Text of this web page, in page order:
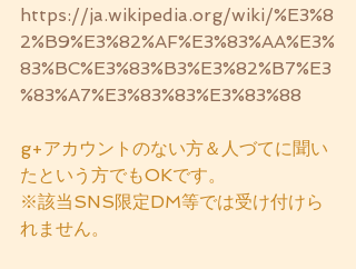
https://ja.wikipedia.org/wiki/%E3%8
2%B9%E3%82%AF%E3%83%AA%E3%
83%BC%E3%83%B3%E3%82%B7%E3
%83%A7%E3%83%83%E3%83%88
g+アカウントのない方＆人づてに聞い
たという方でもOKです。
※該当SNS限定DM等では受け付けら
れません。